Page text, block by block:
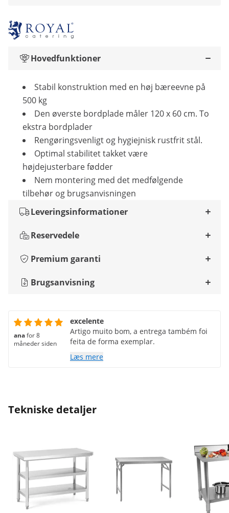
Hovedfunktioner
Stabil konstruktion med en høj bæreevne på
500 kg
Den øverste bordplade måler 120 x 60 cm. To
ekstra bordplader
Rengøringsvenligt og hygiejnisk rustfrit stål.
Optimal stabilitet takket være
højdejusterbare fødder
Nem montering med det medfølgende
tilbehør og brugsanvisningen
Leveringsinformationer
Reservedele
Premium garanti
Brugsanvisning
anafor 8
måneder siden
excelente
Artigo muito bom, a entrega também foi
feita de forma exemplar.
Læs mere
Tekniske detaljer